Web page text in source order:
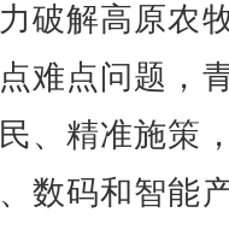
破解高原农
难点问题，
、精准施策
数码和智能